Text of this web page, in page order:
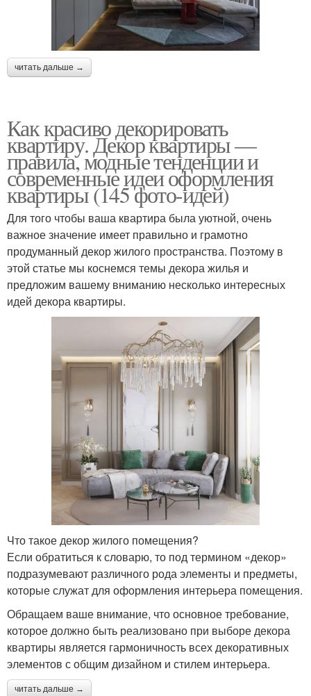
читать дальше →
Как красиво декорировать
квартиру. Декор квартиры —
правила, модные тенденции и
современные идеи оформления
квартиры (145 фото-идей)
Для того чтобы ваша квартира была уютной, очень
важное значение имеет правильно и грамотно
продуманный декор жилого пространства. Поэтому в
этой статье мы коснемся темы декора жилья и
предложим вашему вниманию несколько интересных
идей декора квартиры.
Что такое декор жилого помещения?
Если обратиться к словарю, то под термином «декор»
подразумевают различного рода элементы и предметы,
которые служат для оформления интерьера помещения.
Обращаем ваше внимание, что основное требование,
которое должно быть реализовано при выборе декора
квартиры является гармоничность всех декоративных
элементов с общим дизайном и стилем интерьера.
читать дальше →